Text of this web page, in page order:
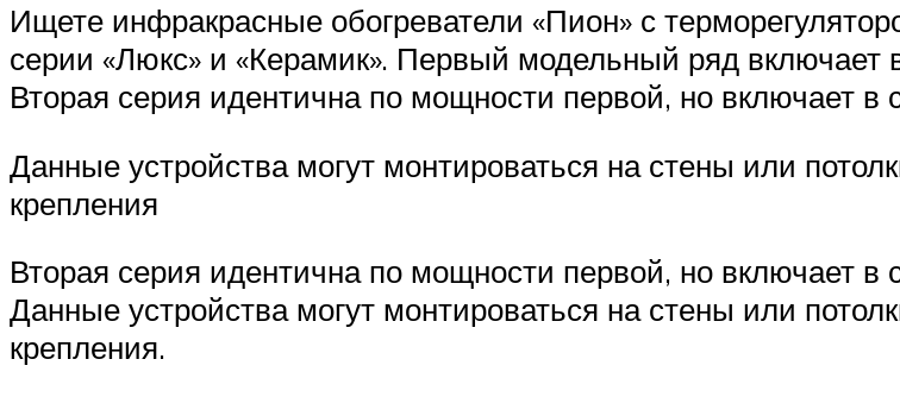
Ищете инфракрасные обогреватели «Пион» с
серии «Люкс» и «Керамик». Первый модельный ряд
Вторая серия идентична по мощности первой, но включает
Данные устройства могут монтироваться на стены или
крепления
Вторая серия идентична по мощности первой, но включает
Данные устройства могут монтироваться на стены или
крепления.